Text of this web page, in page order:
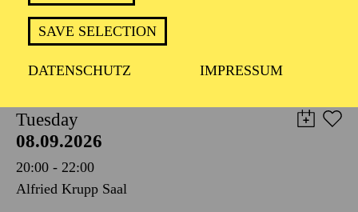
SAVE SELECTION
DATENSCHUTZ IMPRESSUM
TICKETS
8,00€
Tuesday
08.09.2026
20:00 - 22:00
Alfried Krupp Saal